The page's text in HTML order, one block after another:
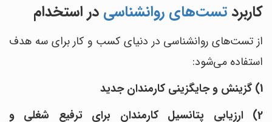
کاربرد تست‌های روانشناسی در استخدام
از تست‌های روانشناسی در دنیای کسب و کار برای سه هدف
استفاده می‎‌شود:
1) گزینش و جایگزینی کارمندان جدید
2) ارزیابی پتانسیل کارمندان برای ترفیع شغلی و